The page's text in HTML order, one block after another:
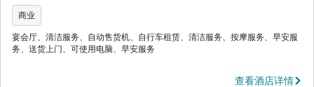
商业
宴会厅、清洁服务、自动售货机、自行车租赁、清洁服务、按摩服务、早安服
务、送货上门、可使用电脑、早安服务
查看酒店详情